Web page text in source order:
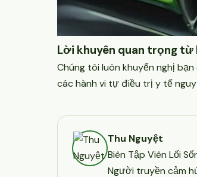
Lời khuyên quan trọng từ
Chúng tôi luôn khuyến nghị
các hành vi tự điều trị y tế
Thu Nguyệt
Biên Tập Viên Lối
Người truyền cảm